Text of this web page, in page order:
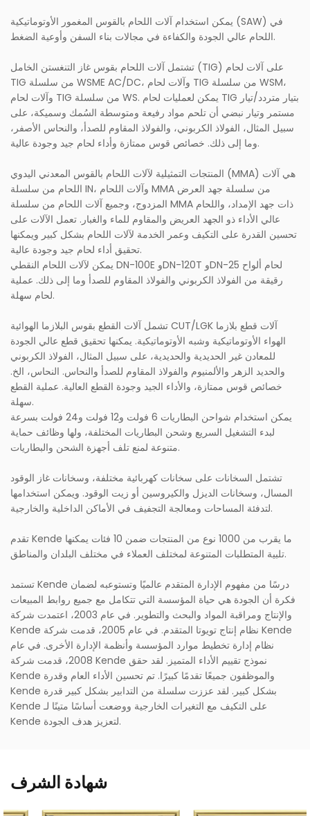
يمكن استخدام آلات اللحام بالقوس المغمور الأوتوماتيكية (SAW) في
اللحام عالي الجودة والكفاءة في مجالات بناء السفن وأوعية الضغط.
تشتمل آلات اللحام بقوس غاز التنغستن الخامل (TIG) على آلات لحام
TIG من سلسلة WSME AC/DC، وآلات لحام TIG من سلسلة WSM،
وآلات لحام TIG من سلسلة WS. يمكن لعمليات لحام TIG بتيار متردد/تيار
مستمر وتيار نبضي أن تلحم مواد رفيعة ومتوسطة السُمك وسميكة، على
سبيل المثال، الفولاذ الكربوني، والفولاذ المقاوم للصدأ، والنحاس الأصفر،
وما إلى ذلك. خصائص قوس ممتازة وأداء لحام جيد وجودة عالية.
المنتجات التمثيلية لآلات اللحام بالقوس المعدني اليدوي (MMA) هي آلات
اللحام من سلسلة IN، وآلات اللحام MMA من سلسلة جهد العرض
المزدوج، وجميع آلات اللحام من سلسلة MMA ذات جهد الإمداد، واللحام
عالي الأداء ذو ​​الجهد العريض والمقاوم للماء والغبار. تعمل الآلات على
تحسين القدرة على التكيف وعمر الخدمة لآلات اللحام بشكل كبير ويمكنها
تحقيق أداء لحام جيد وجودة عالية.
يمكن لآلات اللحام النقطي DN-100E وDN-120T وDN-25 لحام ألواح
رقيقة من الفولاذ الكربوني والفولاذ المقاوم للصدأ وما إلى ذلك. عملية
لحام سهلة.
تشمل آلات القطع بقوس البلازما الهوائية CUT/LGK آلات قطع بلازما
الهواء الأوتوماتيكية وشبه الأوتوماتيكية. يمكنها تحقيق قطع عالي الجودة
للمعادن غير الحديدية والحديدية، على سبيل المثال، الفولاذ الكربوني
والحديد الزهر والألمنيوم والفولاذ المقاوم للصدأ والنحاس. النحاس، الخ.
خصائص قوس ممتازة، والأداء الجيد وجودة القطع العالية. عملية القطع
سهلة.
يمكن استخدام شواحن البطاريات 6 فولت و12 فولت و24 فولت بسرعة
لبدء التشغيل السريع وشحن البطاريات المختلفة، ولها وظائف حماية
متنوعة لمنع تلف أجهزة الشحن والبطاريات.
تشتمل السخانات على سخانات كهربائية مختلفة، وسخانات غاز الوقود
المسال، وسخانات الديزل والكيروسين أو زيت الوقود. ويمكن استخدامها
لتدفئة المساحات ومعالجة التجفيف في الأماكن الداخلية والخارجية.
تقدم Kende ما يقرب من 1000 نوع من المنتجات ضمن 10 فئات يمكنها
تلبية المتطلبات المتنوعة لمختلف العملاء في مختلف البلدان والمناطق.
تستمد Kende درسًا من مفهوم الإدارة المتقدم عالميًا وتستوعبه لضمان
فكرة أن الجودة هي حياة المؤسسة التي تتكامل مع جميع روابط المبيعات
والإنتاج ومراقبة المواد والبحث والتطوير. في عام 2003، اعتمدت شركة
Kende نظام إنتاج تويوتا المتقدم. في عام 2005، قدمت شركة Kende
نظام إدارة تخطيط موارد المؤسسة وأنظمة الإدارة الأخرى. في عام
2008، قدمت شركة Kende نموذج تقييم الأداء المتميز. لقد حقق
Kende والموظفون جميعًا تقدمًا كبيرًا. تم تحسين الأداء العام وقدرة
Kende بشكل كبير. لقد عززت سلسلة من التدابير بشكل كبير قدرة
Kende على التكيف مع التغيرات الخارجية ووضعت أساسًا متينًا لـ
Kende لتعزيز هدف الجودة.
شهادة الشرف